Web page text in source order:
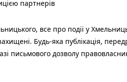
партнерів
все про події у
Будь-яка публiкацiя,
письмового дозволу